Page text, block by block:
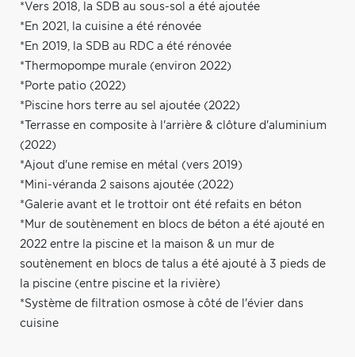
*Vers 2018, la SDB au sous-sol a été ajoutée
*En 2021, la cuisine a été rénovée
*En 2019, la SDB au RDC a été rénovée
*Thermopompe murale (environ 2022)
*Porte patio (2022)
*Piscine hors terre au sel ajoutée (2022)
*Terrasse en composite à l'arrière & clôture d'aluminium
(2022)
*Ajout d'une remise en métal (vers 2019)
*Mini-véranda 2 saisons ajoutée (2022)
*Galerie avant et le trottoir ont été refaits en béton
*Mur de soutènement en blocs de béton a été ajouté en
2022 entre la piscine et la maison & un mur de
soutènement en blocs de talus a été ajouté à 3 pieds de
la piscine (entre piscine et la rivière)
*Système de filtration osmose à côté de l'évier dans
cuisine